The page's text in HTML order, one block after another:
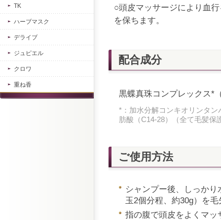
○頭皮マッサージにより血
を保ちます。
配合成分
黒蝶真珠コンプレックス*
*：加水分解コンキオリンタ
肪酸（C14-28）（全て毛髪保
ご使用方法
シャンプー後、しっか
玉2個分程、約30g）を
指の腹で頭皮をよくマ
TK
ハーブマスク
デライブ
ジュピエル
クロワ
重ね香